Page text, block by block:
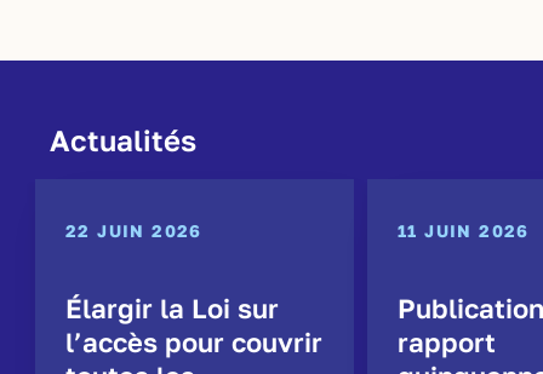
Actualités
22 JUIN 2026
Élargir la Loi sur
l’accès pour couvrir
11 JUIN 2026
rapport